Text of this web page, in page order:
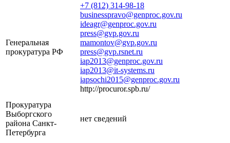
Генеральная
прокуратура РФ
+7 (812) 314-98-18
businesspravo@genproc.gov.ru
ideagr@genproc.gov.ru
press@gvp.gov.ru
mamontov@gvp.gov.ru
press@gvp.rsnet.ru
iap2013@genproc.gov.ru
iap2013@it-systems.ru
iapsochi2015@genproc.gov.ru
http://procuror.spb.ru/
Прокуратура
Выборгского
района Санкт-
Петербурга
нет сведений